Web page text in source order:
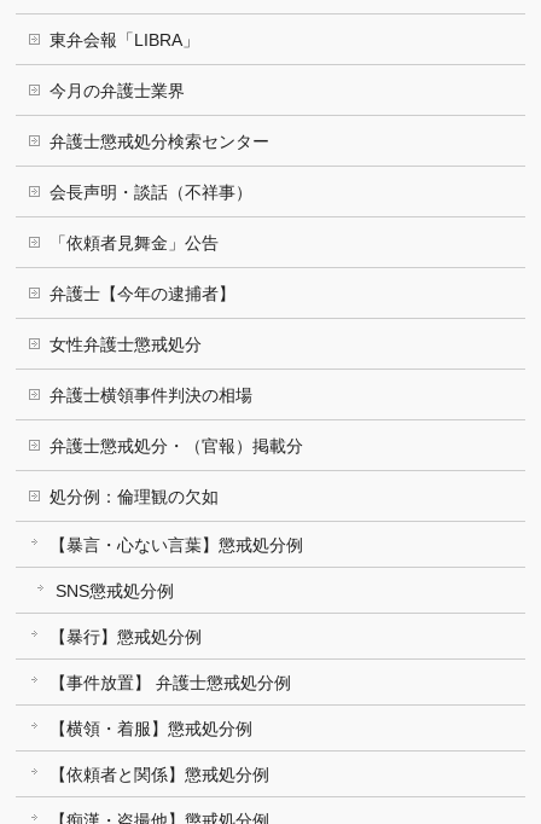
東弁会報「LIBRA」
今月の弁護士業界
弁護士懲戒処分検索センター
会長声明・談話（不祥事）
「依頼者見舞金」公告
弁護士【今年の逮捕者】
女性弁護士懲戒処分
弁護士横領事件判決の相場
弁護士懲戒処分・（官報）掲載分
処分例：倫理観の欠如
【暴言・心ない言葉】懲戒処分例
SNS懲戒処分例
【暴行】懲戒処分例
【事件放置】 弁護士懲戒処分例
【横領・着服】懲戒処分例
【依頼者と関係】懲戒処分例
【痴漢・盗撮他】懲戒処分例